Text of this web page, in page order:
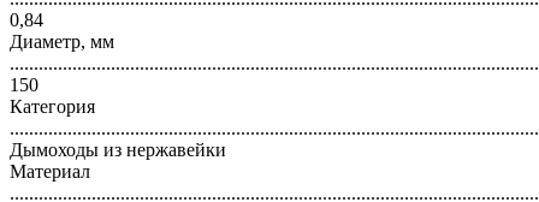
0,84
Диаметр, мм
150
Категория
Дымоходы из нержавейки
Материал